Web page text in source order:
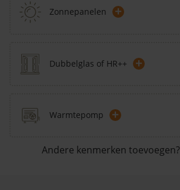
Zonnepanelen +
Dubbelglas of HR++ +
Warmtepomp +
Andere kenmerken toevoegen?